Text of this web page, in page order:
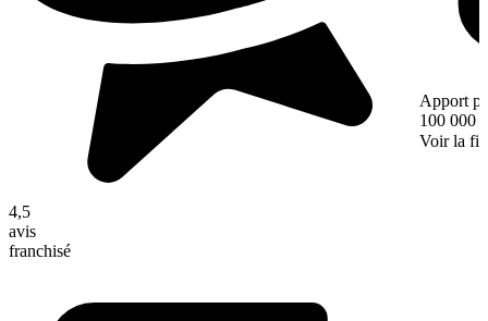
4,5
avis
franchisé
Apport
100 000 €
Voir la